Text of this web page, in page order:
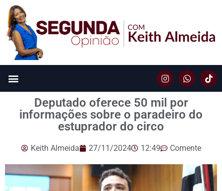
Deputado oferece 50 mil por
informações sobre o paradeiro do
estuprador do circo
Keith Almeida 27/11/2024 12:49 Comente